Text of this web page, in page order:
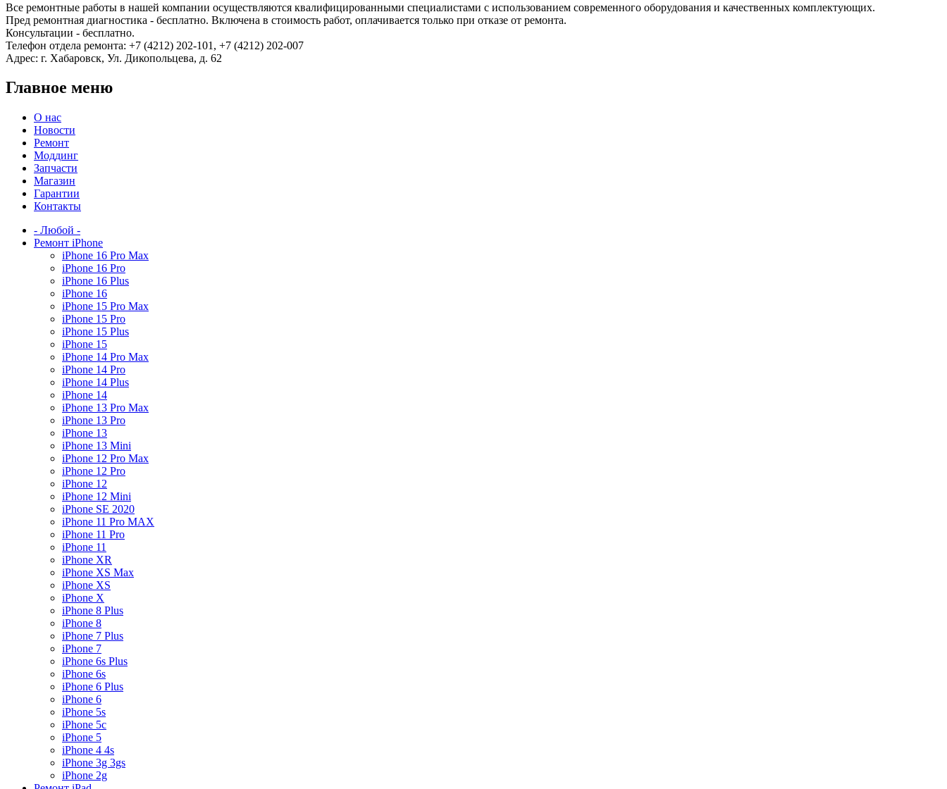
Все ремонтные работы в нашей компании осуществляются квалифицированными специалистами с использованием современного оборудования и качественных комплектующих.
Пред ремонтная диагностика - бесплатно. Включена в стоимость работ, оплачивается только при отказе от ремонта.
Консультации - бесплатно.
Телефон отдела ремонта: +7 (4212) 202-101, +7 (4212) 202-007
Адрес: г. Хабаровск, Ул. Дикопольцева, д. 62
Главное меню
О нас
Новости
Ремонт
Моддинг
Запчасти
Магазин
Гарантии
Контакты
- Любой -
Ремонт iPhone
iPhone 16 Pro Max
iPhone 16 Pro
iPhone 16 Plus
iPhone 16
iPhone 15 Pro Max
iPhone 15 Pro
iPhone 15 Plus
iPhone 15
iPhone 14 Pro Max
iPhone 14 Pro
iPhone 14 Plus
iPhone 14
iPhone 13 Pro Max
iPhone 13 Pro
iPhone 13
iPhone 13 Mini
iPhone 12 Pro Max
iPhone 12 Pro
iPhone 12
iPhone 12 Mini
iPhone SE 2020
iPhone 11 Pro MAX
iPhone 11 Pro
iPhone 11
iPhone XR
iPhone XS Max
iPhone XS
iPhone X
iPhone 8 Plus
iPhone 8
iPhone 7 Plus
iPhone 7
iPhone 6s Plus
iPhone 6s
iPhone 6 Plus
iPhone 6
iPhone 5s
iPhone 5c
iPhone 5
iPhone 4 4s
iPhone 3g 3gs
iPhone 2g